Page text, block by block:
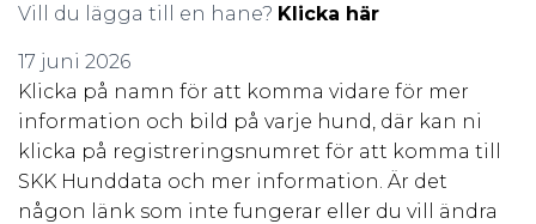
Vill du lägga till en hane? Klicka här
17 juni 2026
Klicka på namn för att komma vidare för mer
information och bild på varje hund, där kan ni
klicka på registreringsnumret för att komma till
SKK Hunddata och mer information. Är det
någon länk som inte fungerar eller du vill ändra